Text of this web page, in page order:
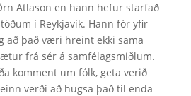
Atlason en hann hefur starfað
í Reykjavík. Hann fór yfir
að það væri hreint ekki sama
frá sér á samfélagsmiðlum.
komment um fólk, geta verið
verði að hugsa það til enda